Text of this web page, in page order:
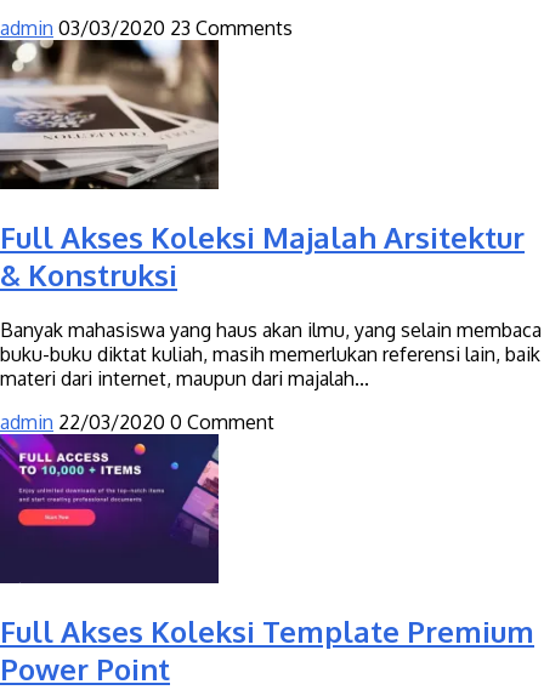
admin 03/03/2020 23 Comments
Full Akses Koleksi Majalah Arsitektur
& Konstruksi
Banyak mahasiswa yang haus akan ilmu, yang selain membaca
buku-buku diktat kuliah, masih memerlukan referensi lain, baik
materi dari internet, maupun dari majalah...
admin 22/03/2020 0 Comment
Full Akses Koleksi Template Premium
Power Point